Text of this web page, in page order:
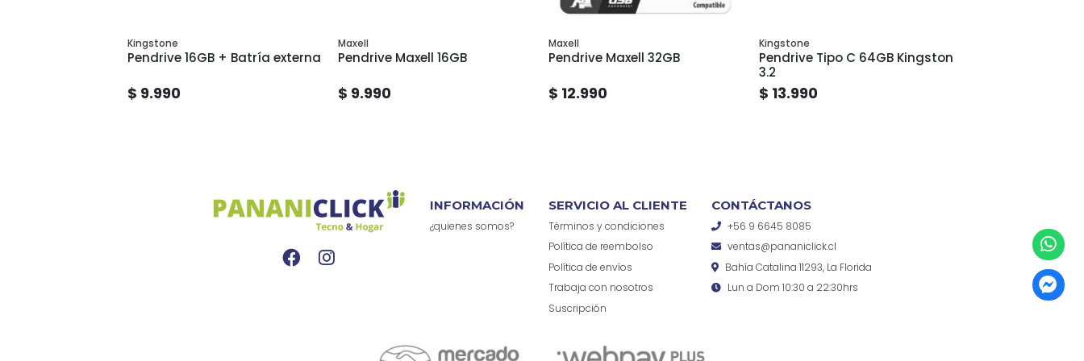
Kingstone
Pendrive 16GB + Batría externa
$ 9.990
Maxell
Pendrive Maxell 16GB
$ 9.990
Maxell
Pendrive Maxell 32GB
$ 12.990
Kingstone
Pendrive Tipo C 64GB Kingston
3.2
$ 13.990
INFORMACIÓN
¿quienes somos?
SERVICIO AL CLIENTE
Términos y condiciones
Política de reembolso
Política de envíos
Trabaja con nosotros
Suscripción
CONTÁCTANOS
+56 9 6645 8085
ventas@pananiclick.cl
Bahía Catalina 11293, La Florida
Lun a Dom 10:30 a 22:30hrs